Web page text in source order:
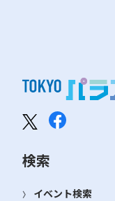
検索
イベント検索